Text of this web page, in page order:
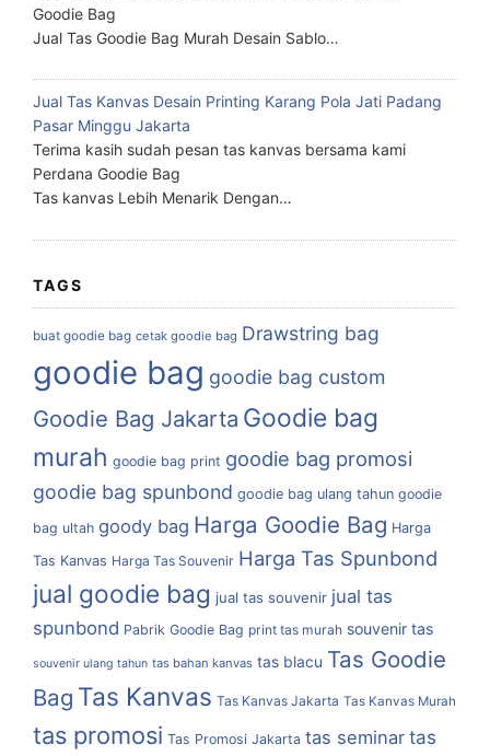
Goodie Bag
Jual Tas Goodie Bag Murah Desain Sablo…
Jual Tas Kanvas Desain Printing Karang Pola Jati Padang
Pasar Minggu Jakarta
Terima kasih sudah pesan tas kanvas bersama kami
Perdana Goodie Bag
Tas kanvas Lebih Menarik Dengan…
TAGS
buat goodie bag cetak goodie bag Drawstring bag
goodie bag goodie bag custom
Goodie Bag Jakarta Goodie bag
murah goodie bag print goodie bag promosi
goodie bag spunbond goodie bag ulang tahun goodie
bag ultah goody bag Harga Goodie Bag Harga
Tas Kanvas Harga Tas Souvenir Harga Tas Spunbond
jual goodie bag jual tas souvenir jual tas
spunbond Pabrik Goodie Bag print tas murah souvenir tas
souvenir ulang tahun tas bahan kanvas tas blacu Tas Goodie
Bag Tas Kanvas Tas Kanvas Jakarta Tas Kanvas Murah
tas promosi Tas Promosi Jakarta tas seminar tas